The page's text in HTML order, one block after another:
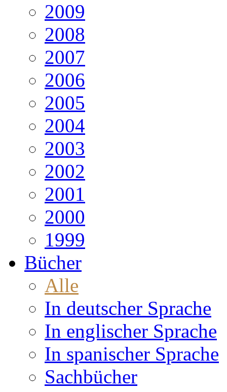
2009
2008
2007
2006
2005
2004
2003
2002
2001
2000
1999
Bücher
Alle
In deutscher Sprache
In englischer Sprache
In spanischer Sprache
Sachbücher